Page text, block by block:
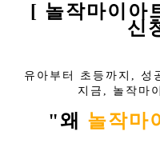
[ 놀작마이아
신
유아부터 초등까지, 성
지금, 놀작마
"왜 놀작마